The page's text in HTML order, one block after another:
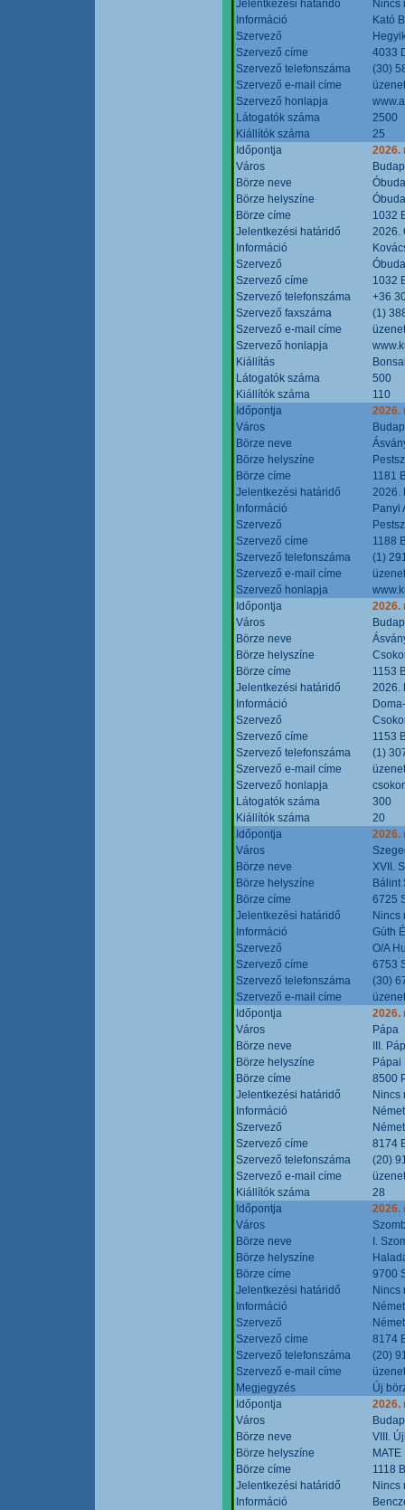
Jelentkezési határidő
Nincs
Információ
Kató
Szervező
Szervező címe
4033
Szervező telefonszáma
(30)
Szervező e-mail címe
Szervező honlapja
Látogatók száma
2500
Kiállítók száma
25
Időpontja
2026.
Város
Börze neve
Börze helyszíne
Börze címe
1032
Jelentkezési határidő
2026.
Információ
Szervező
Szervező címe
1032
Szervező telefonszáma
+36
Szervező faxszáma
(1)
Szervező e-mail címe
Szervező honlapja
Kiállítás
Látogatók száma
500
Kiállítók száma
110
Időpontja
2026.
Város
Börze neve
Börze helyszíne
Börze címe
1181
Jelentkezési határidő
2026.
Információ
Panyi
Szervező
Szervező címe
1188
Szervező telefonszáma
(1)
Szervező e-mail címe
Szervező honlapja
Időpontja
2026.
Város
Börze neve
Börze helyszíne
Börze címe
1153
Jelentkezési határidő
2026.
Információ
Szervező
Szervező címe
1153
Szervező telefonszáma
(1)
Szervező e-mail címe
Szervező honlapja
Látogatók száma
300
Kiállítók száma
20
Időpontja
2026.
Város
Börze neve
XVII.
Börze helyszíne
Bálint
Börze címe
6725
Jelentkezési határidő
Nincs
Információ
Gúth
Szervező
O/A
Szervező címe
6753
Szervező telefonszáma
(30)
Szervező e-mail címe
Időpontja
2026.
Város
Pápa
Börze neve
III.
Börze helyszíne
Pápai
Börze címe
8500
Jelentkezési határidő
Nincs
Információ
Szervező
Szervező címe
8174
Szervező telefonszáma
(20)
Szervező e-mail címe
Kiállítók száma
28
Időpontja
2026.
Város
Börze neve
I.
Börze helyszíne
Börze címe
9700
Jelentkezési határidő
Nincs
Információ
Szervező
Szervező címe
8174
Szervező telefonszáma
(20)
Szervező e-mail címe
Megjegyzés
Új
Időpontja
2026.
Város
Börze neve
VIII.
Börze helyszíne
Börze címe
1118
Jelentkezési határidő
Nincs
Információ